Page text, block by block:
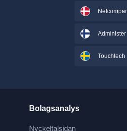
Administer
Touchtech
Bolagsanalys
Nyckeltalsidan